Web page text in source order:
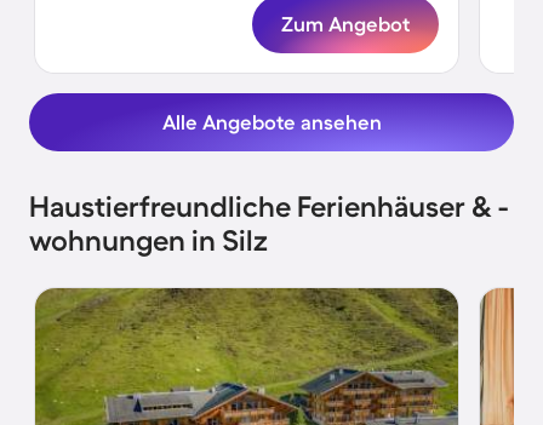
Zum Angebot
Alle Angebote ansehen
Haustierfreundliche Ferienhäuser & -
wohnungen in Silz